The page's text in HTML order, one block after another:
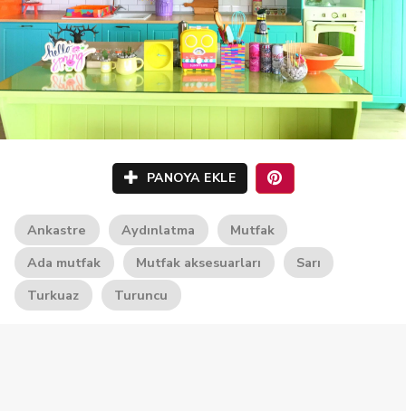
PANOYA EKLE
Ankastre Aydınlatma
Mutfak
Ada mutfak
Mutfak aksesuarları
Sarı
Turkuaz
Turuncu